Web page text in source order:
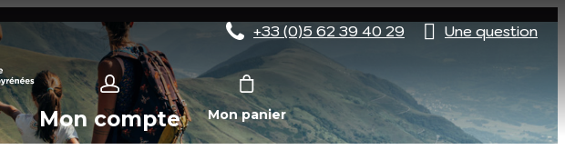
+33 (0)5 62 39 40 29 Une question
Mon compte Mon panier